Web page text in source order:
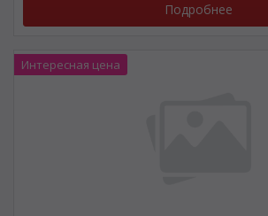
Подробнее
Интересная цена